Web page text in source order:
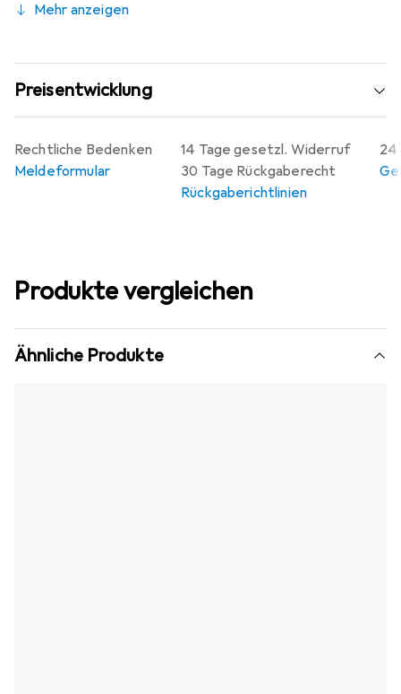
Mehr anzeigen
Preisentwicklung
14 Tage gesetzl. Widerruf
30 Tage Rückgaberecht
Rückgaberichtlinien
24
Rechtliche Bedenken
Meldeformular
Produkte vergleichen
Ähnliche Produkte